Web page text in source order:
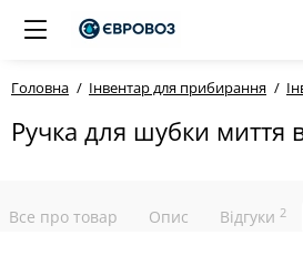
Головна Інвентар для прибирання
Ручка для шубки миття
Все про товар Опис Відгуки 2